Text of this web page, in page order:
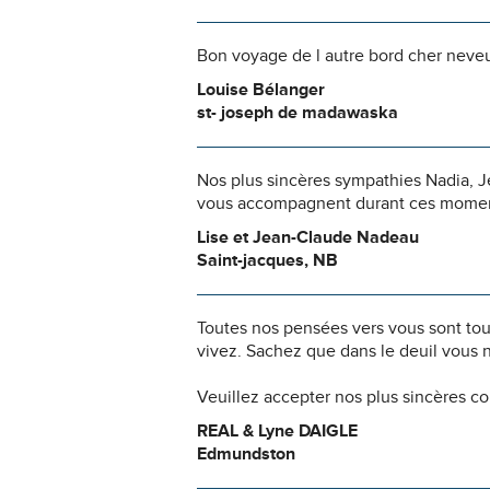
Bon voyage de l autre bord cher
Louise Bélanger
st- joseph de madawaska
Nos plus sincères sympathies Nadia,
vous accompagnent durant ces
Lise et Jean-Claude Nadeau
Saint-jacques, NB
Toutes nos pensées vers vous sont
vivez. Sachez que dans le deuil vous
Veuillez accepter nos plus sincères
REAL & Lyne DAIGLE
Edmundston